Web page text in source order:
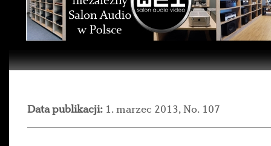
Data publikacji: 1. marzec 2013, No. 107